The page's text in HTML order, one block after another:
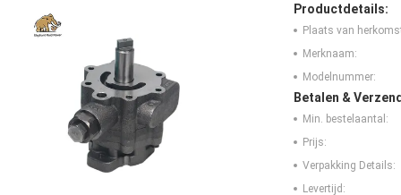
Productdetails:
Plaats van
Merknaam:
Modelnummer:
Betalen &
Min. bestelaantal:
Prijs:
Verpakking Details:
Levertijd: